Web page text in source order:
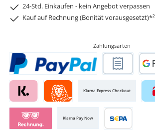
24-Std. Einkaufen - kein Angebot verpassen
Kauf auf Rechnung (Bonität vorausgesetzt)*²
Zahlungsarten
Klarna Express Checkout
Klarna Pay Now